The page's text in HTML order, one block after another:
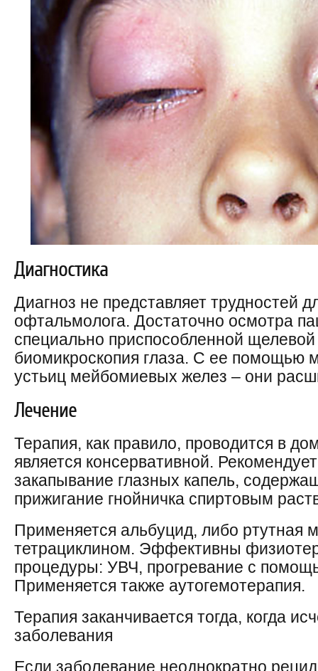
Диагностика
Диагноз не представляет трудностей
офтальмолога. Достаточно осмотра
специально приспособленной
биомикроскопия глаза. С ее помощью
устьиц мейбомиевых желез – они
Лечение
Терапия, как правило, проводится в
является консервативной.
закапывание глазных капель,
прижигание гнойничка спиртовым
Применяется альбуцид, либо ртутная
тетрациклином. Эффективны
процедуры: УВЧ, прогревание с
Применяется также аутогемотерапия.
Терапия заканчивается тогда, когда
заболевания
Если заболевание неоднократно